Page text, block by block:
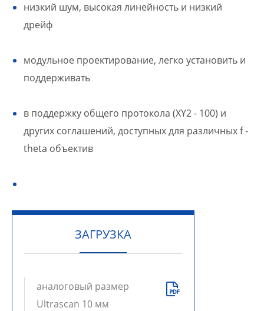
низкий шум, высокая линейность и низкий
дрейф
модульное проектирование, легко установить и
поддерживать
в поддержку общего протокола (XY2 - 100) и
других соглашений, доступных для различных f -
theta объектив
ЗАГРУЗКА
аналоговый размер
Ultrascan 10 мм
